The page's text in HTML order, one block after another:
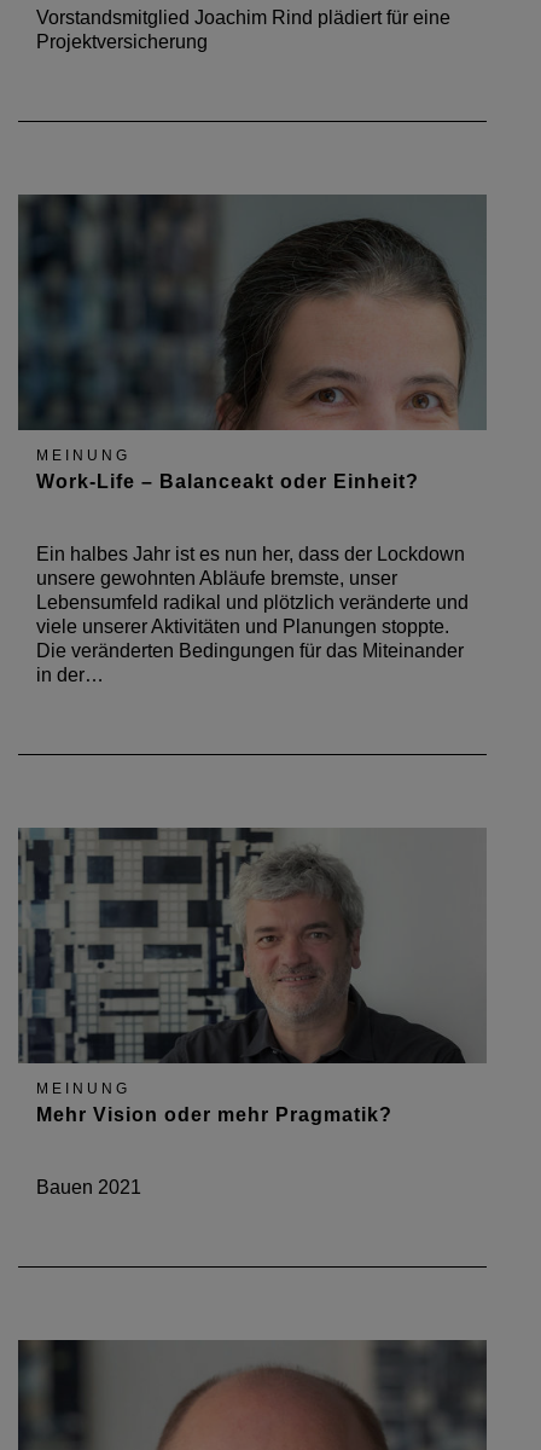
Vorstandsmitglied Joachim Rind plädiert für eine
Projektversicherung
MEINUNG
Work-Life – Balanceakt oder Einheit?
Ein halbes Jahr ist es nun her, dass der Lockdown
unsere gewohnten Abläufe bremste, unser
Lebensumfeld radikal und plötzlich veränderte und
viele unserer Aktivitäten und Planungen stoppte.
Die veränderten Bedingungen für das Miteinander
in der…
MEINUNG
Mehr Vision oder mehr Pragmatik?
Bauen 2021